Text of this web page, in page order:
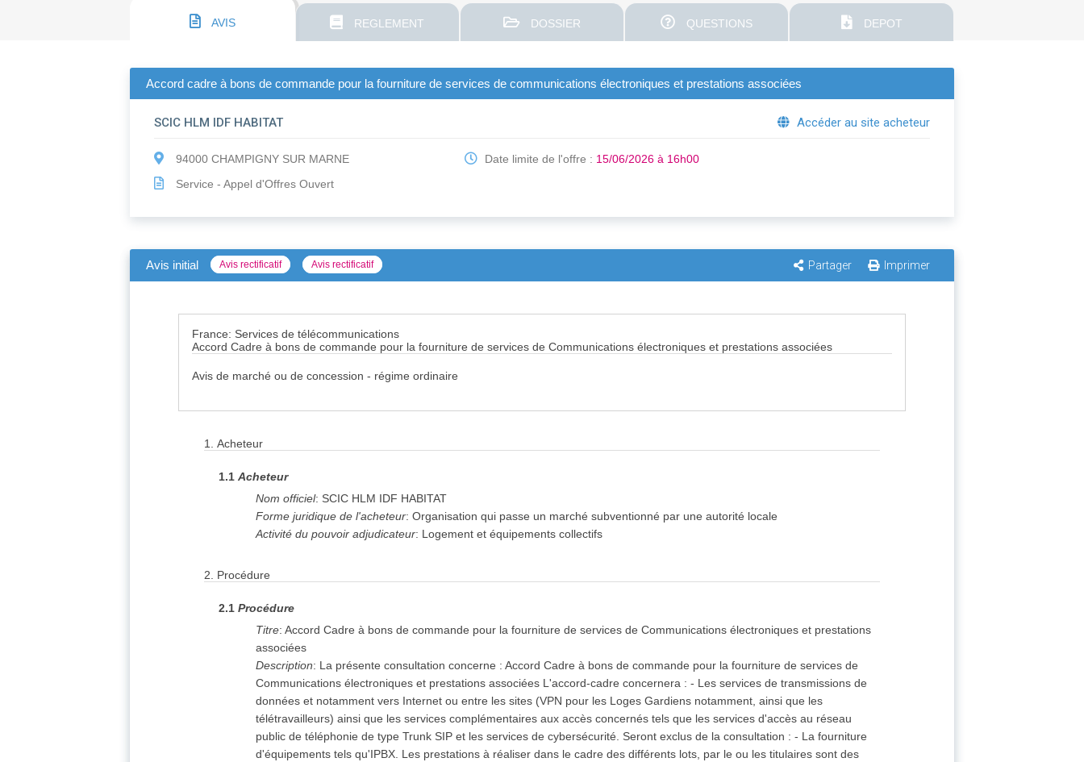
AVIS REGLEMENT DOSSIER QUESTIONS DEPOT
Accord cadre à bons de commande pour la fourniture de services de communications électroniques et prestations associées
SCIC HLM IDF HABITAT Accéder au site acheteur
94000 CHAMPIGNY SUR MARNE
Service - Appel d'Offres Ouvert
Date limite de l'offre : 15/06/2026 à 16h00
Avis initial Avis rectificatif Avis rectificatif Partager Imprimer
France: Services de télécommunications
Accord Cadre à bons de commande pour la fourniture de services de Communications électroniques et prestations associées
Avis de marché ou de concession - régime ordinaire
1.Acheteur
1.1Acheteur
Nom officiel: SCIC HLM IDF HABITAT
Forme juridique de l'acheteur:Organisation qui passe un marché subventionné par une autorité locale
Activité du pouvoir adjudicateur: Logement et équipements collectifs
2. Procédure
2.1Procédure
Titre:Accord Cadre à bons de commande pour la fourniture de services de Communications électroniques et prestations
associées
Description: La présente consultation concerne : Accord Cadre à bons de commande pour la fourniture de services de
Communications électroniques et prestations associées L'accord-cadre concernera : - Les services de transmissions de
données et notamment vers Internet ou entre les sites (VPN pour les Loges Gardiens notamment, ainsi que les
télétravailleurs) ainsi que les services complémentaires aux accès concernés tels que les services d'accès au réseau
public de téléphonie de type Trunk SIP et les services de cybersécurité. Seront exclus de la consultation : - La fourniture
d'équipements tels qu'IPBX. Les prestations à réaliser dans le cadre des différents lots, par le ou les titulaires sont des